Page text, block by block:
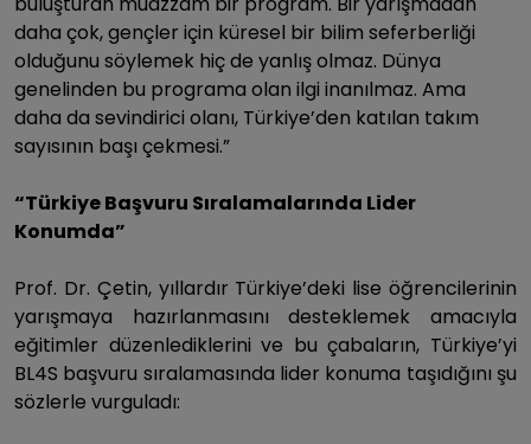
daha çok, gençler için küresel bir bilim seferberliği
olduğunu söylemek hiç de yanlış olmaz. Dünya
genelinden bu programa olan ilgi inanılmaz. Ama
daha da sevindirici olanı, Türkiye’den katılan takım
sayısının başı çekmesi.”
“Türkiye Başvuru Sıralamalarında Lider
Konumda”
Prof. Dr. Çetin, yıllardır Türkiye’deki lise öğrencilerinin
yarışmaya hazırlanmasını desteklemek amacıyla
eğitimler düzenlediklerini ve bu çabaların, Türkiye’yi
BL4S başvuru sıralamasında lider konuma taşıdığını şu
sözlerle vurguladı: